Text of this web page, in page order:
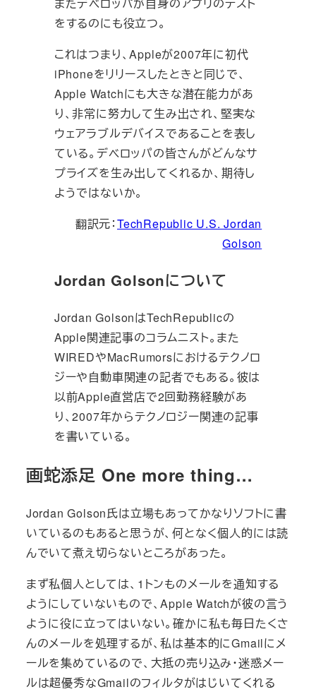
をするのにも役立つ。
これはつまり、Appleが2007年に初代
iPhoneをリリースしたときと同じで、
Apple Watchにも大きな潜在能力があ
り、非常に努力して生み出され、堅実な
ウェアラブルデバイスであることを表し
ている。デベロッパの皆さんがどんなサ
プライズを生み出してくれるか、期待し
ようではないか。
翻訳元：TechRepublic U.S. Jordan
Golson
Jordan Golsonについて
Jordan GolsonはTechRepublicの
Apple関連記事のコラムニスト。また
WIREDやMacRumorsにおけるテクノロ
ジーや自動車関連の記者でもある。彼は
以前Apple直営店で2回勤務経験があ
り、2007年からテクノロジー関連の記事
を書いている。
画蛇添足 One more thing…
Jordan Golson氏は立場もあってかなりソフトに書
いているのもあると思うが、何となく個人的には読
んでいて煮え切らないところがあった。
まず私個人としては、1トンものメールを通知する
ようにしていないもので、Apple Watchが彼の言う
ように役に立ってはいない。確かに私も毎日たくさ
んのメールを処理するが、私は基本的にGmailにメ
ールを集めているので、大抵の売り込み・迷惑メー
ルは超優秀なGmailのフィルタがはじいてくれる